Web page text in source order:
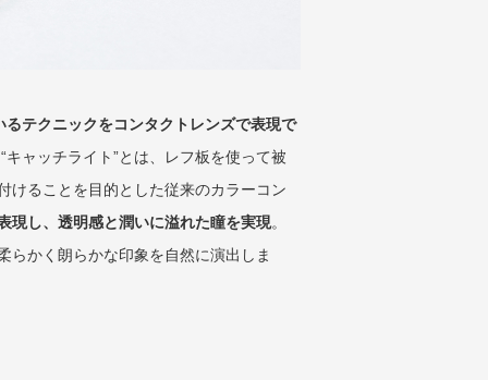
るテクニックをコンタクトレンズで表現で
キャッチライト”とは、レフ板を使って被
けることを目的とした従来のカラーコン
現し、透明感と潤いに溢れた瞳を実現。
らかく朗らかな印象を自然に演出しま